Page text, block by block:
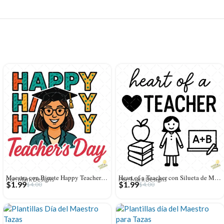
Maestra con Birrete Happy Teacher’s Day – Diseño Vectorial y PNG 4K
Por: Mark Designs
$4.00
$1.99
Heart of a Teacher con Silueta de Maestra y Pizarra – Vector y PNG 4K
Por: Mark Designs
$4.00
$1.99